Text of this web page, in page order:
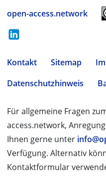
open-access.network
Kontakt Sitemap
Datenschutzhinweis
Für allgemeine Fragen
access.network,
Ihnen gerne unter
Verfügung. Alternativ
Kontaktformular